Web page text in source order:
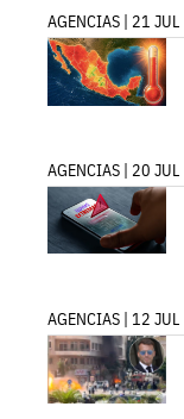
AGENCIAS | 21 JUL
AGENCIAS | 20 JUL
AGENCIAS | 12 JUL